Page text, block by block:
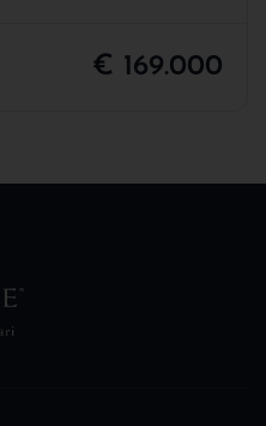
€ 169.000